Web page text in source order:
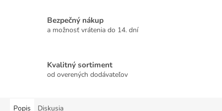
Bezpečný nákup
a možnosť vrátenia do 14. dní
Kvalitný sortiment
od overených dodávateľov
Popis Diskusia